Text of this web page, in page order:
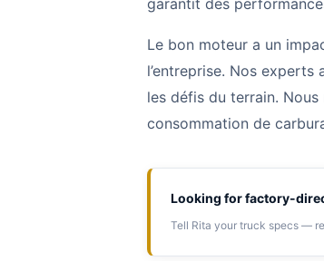
garantit des
Le bon moteur a un
l’entreprise. Nos
les défis du terrain.
consommation de
Looking for factory-
Tell Rita your truck specs —